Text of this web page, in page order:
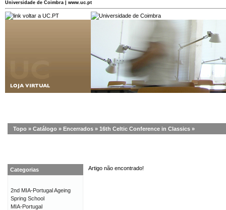
Universidade de Coimbra | www.uc.pt
Topo » Catálogo » Encerrados » 16th Celtic Conference in Classics »
Artigo não encontrado!
Categorias
2nd MIA-Portugal Ageing
Spring School
MIA-Portugal